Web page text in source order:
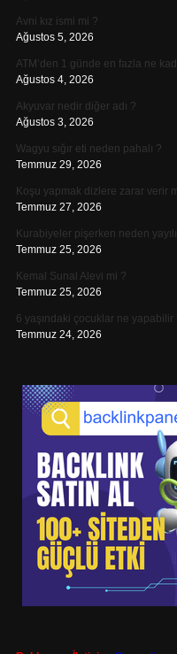
Avni kız ismi mi ?
Ağustos 5, 2026
ATM’den 1 günde en fazla ne
Ağustos 4, 2026
Akyuvar nedir diğer adı ?
Ağustos 3, 2026
Wagyu sığır eti neden pahalı ?
Temmuz 29, 2026
Koşu yapmak dizlere zarar verir
Temmuz 27, 2026
Kurabiyeler pişerken neden
Temmuz 25, 2026
Kemal Sunal Alevi mi ?
Temmuz 25, 2026
6 yaşındaki çocuklar ne yapabilir
Temmuz 24, 2026